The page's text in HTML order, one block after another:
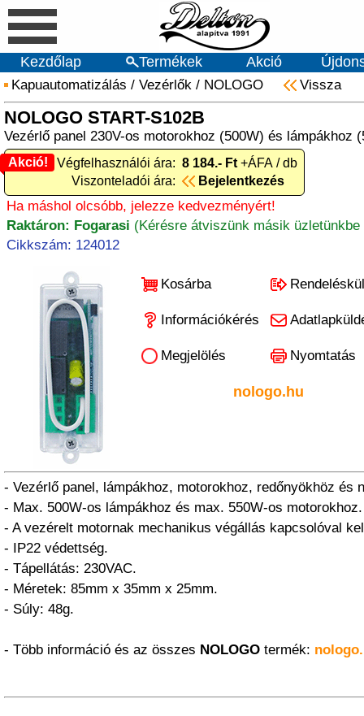
Kezdőlap Termékek Akció
Kapuautomatizálás / Vezérlők / NOLOGO Vissza
NOLOGO START-S102B
Vezérlő panel 230V-os motorokhoz (500W) és lámpákhoz
Akció!
Akció! Végfelhasználói ára: 8 184.- Ft +ÁFA / db
Viszonteladói ára:
Bejelentkezés
Ha máshol olcsóbb, jelezze kedvezményért!
Raktáron: Fogarasi (Kérésre átviszünk másik üzletünkbe
Cikkszám: 124012
Kosárba
Információkérés
Megjelölés Nyomtatás
nologo.hu
- Vezérlő panel, lámpákhoz, motorokhoz, redőnyökhöz és
- Max. 500W-os lámpákhoz és max. 550W-os motorokhoz.
- A vezérelt motornak mechanikus végállás kapcsolóval
- IP22 védettség.
- Tápellátás: 230VAC.
- Méretek: 85mm x 35mm x 25mm.
- Súly: 48g.
- Több információ és az összes NOLOGO termék: